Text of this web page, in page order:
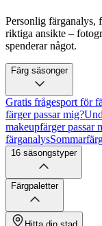
Personlig färganalys,
riktiga ansikte –
spenderar något.
Färg säsonger
Gratis frågesport för
färger passar mig?
makeupfärger passar
färganalys
16 säsongstyper
Färgpaletter
Hitta din stad